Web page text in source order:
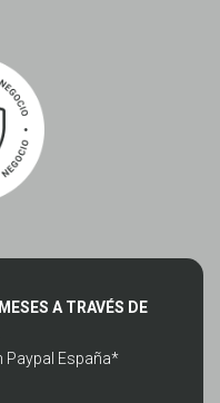
A TRAVÉS DE
Paypal España*